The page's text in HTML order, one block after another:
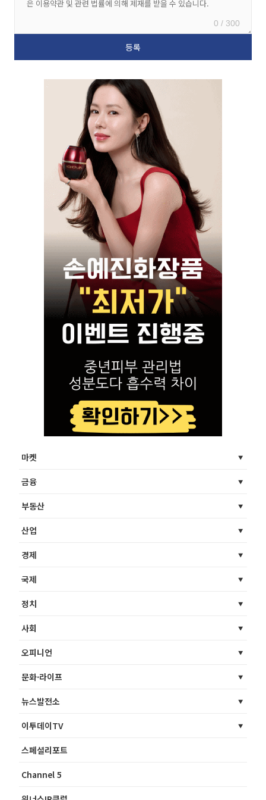
0 / 300
마켓
금융
부동산
산업
경제
국제
정치
사회
오피니언
문화·라이프
뉴스발전소
이투데이TV
스페셜리포트
Channel 5